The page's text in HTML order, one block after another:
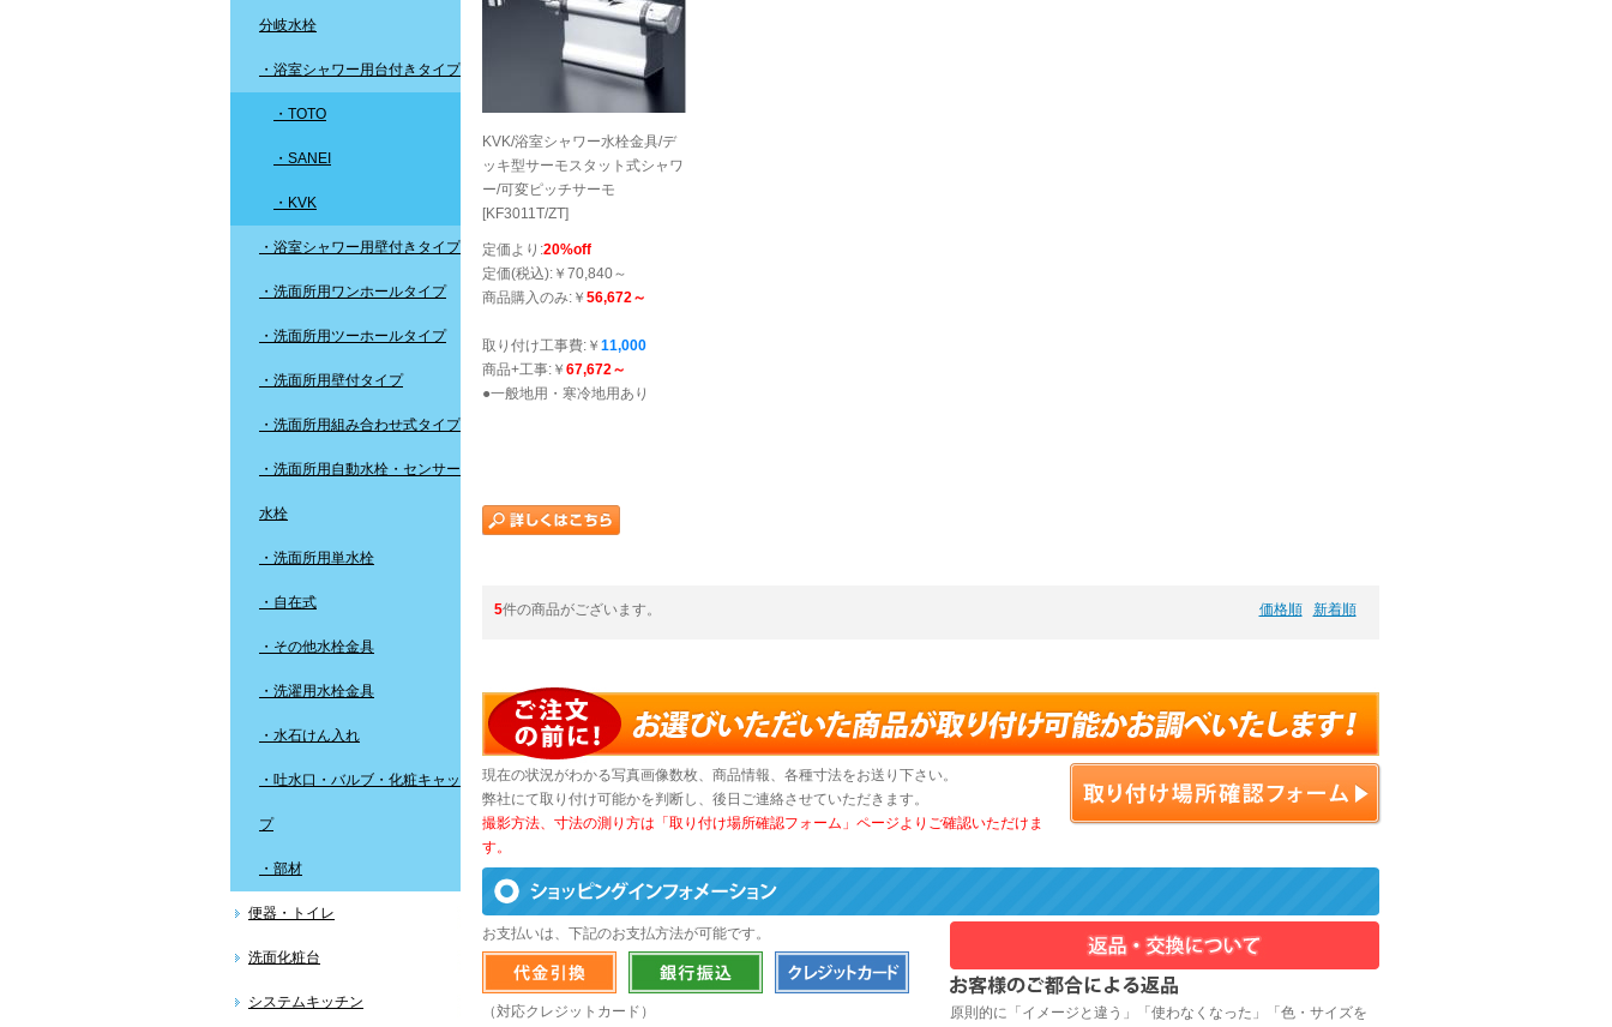
分岐水栓
・浴室シャワー用台付きタイプ
・TOTO
・SANEI
・KVK
・浴室シャワー用壁付きタイプ
・洗面所用ワンホールタイプ
・洗面所用ツーホールタイプ
・洗面所用壁付タイプ
・洗面所用組み合わせ式タイプ
・洗面所用自動水栓・センサー
水栓
・洗面所用単水栓
・自在式
・その他水栓金具
・洗濯用水栓金具
・水石けん入れ
・吐水口・バルブ・化粧キャッ
プ
・部材
便器・トイレ
洗面化粧台
システムキッチン
KVK/浴室シャワー水栓金具/デ
ッキ型サーモスタット式シャワ
ー/可変ピッチサーモ
[KF3011T/ZT]
定価より:20%off
定価(税込):￥70,840～
商品購入のみ:￥ 56,672～
取り付け工事費:￥ 11,000
商品+工事:￥ 67,672～
●一般地用・寒冷地用あり
5件の商品がございます。 価格順 新着順
現在の状況がわかる写真画像数枚、商品情報、各種寸法をお送り下さい。
弊社にて取り付け可能かを判断し、後日ご連絡させていただきます。
撮影方法、寸法の測り方は「取り付け場所確認フォーム」ページよりご確認いただけま
す。
お支払いは、下記のお支払方法が可能です。
（対応クレジットカード）
原則的に「イメージと違う」「使わなくなった」「色・サイズを